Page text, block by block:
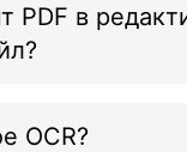
PDF в
OCR?